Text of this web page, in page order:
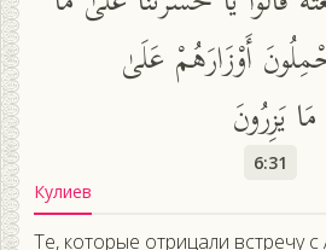
أَوْزَارَهُمْ عَلَىٰ
يَزِرُونَ
6:31
Кулиев
Те, которые отрицали встречу